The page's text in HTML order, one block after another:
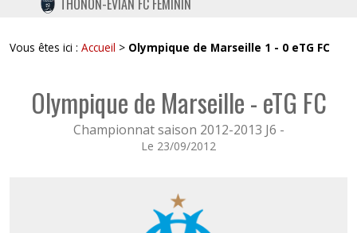
TWITTER
INSTAGRAM
THONON-EVIAN FC FÉMININ
Vous êtes ici : Accueil > Olympique de Marseille 1 - 0 eTG FC
Olympique de Marseille - eTG FC
Championnat saison 2012-2013 J6 -
Le 23/09/2012